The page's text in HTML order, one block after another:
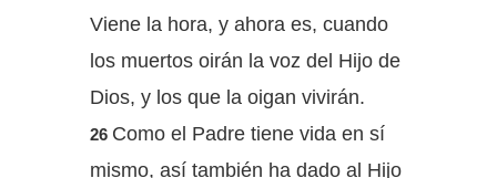
Viene la hora, y ahora es, cuando
los muertos oirán la voz del Hijo de
Dios, y los que la oigan vivirán.
26 Como el Padre tiene vida en sí
mismo, así también ha dado al Hijo